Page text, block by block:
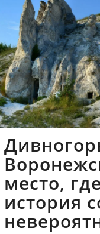
место,
история